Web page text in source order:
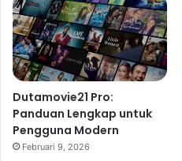
Dutamovie21 Pro:
Panduan Lengkap untuk
Pengguna Modern
Februari 9, 2026